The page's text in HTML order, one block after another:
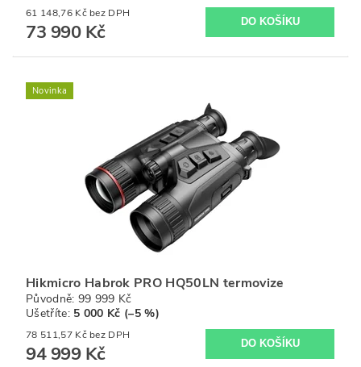
61 148,76 Kč bez DPH
73 990 Kč
Novinka
Hikmicro Habrok PRO HQ50LN termovize
Původně: 99 999 Kč
Ušetříte: 5 000 Kč (–5 %)
78 511,57 Kč bez DPH
94 999 Kč